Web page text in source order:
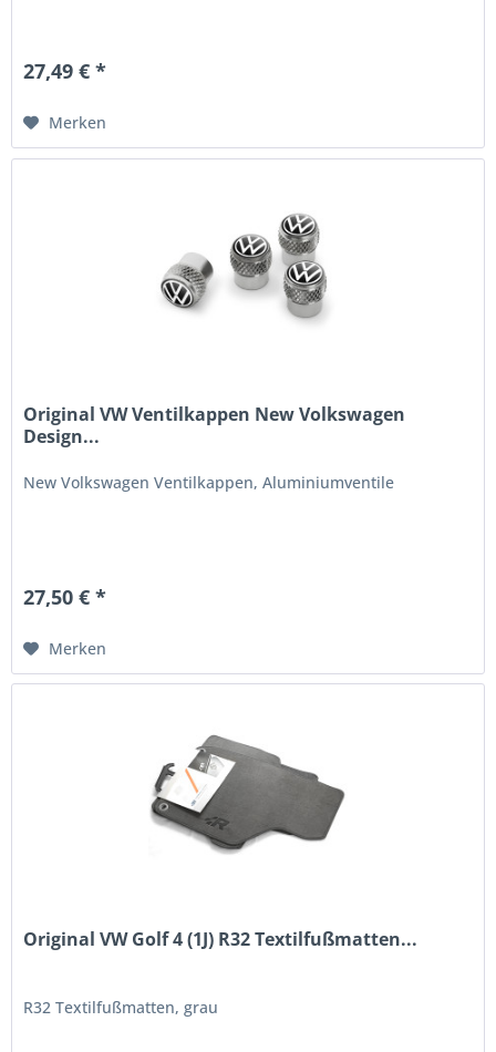
27,49 € *
Merken
Original VW Ventilkappen New Volkswagen
Design...
New Volkswagen Ventilkappen, Aluminiumventile
27,50 € *
Merken
Original VW Golf 4 (1J) R32 Textilfußmatten...
R32 Textilfußmatten, grau